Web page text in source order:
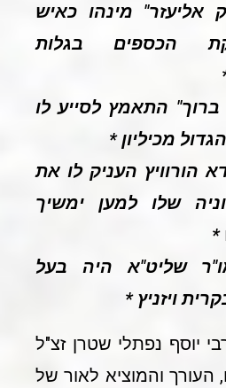
אליעזר" מינהו כאיש
הכספים בגלות
התאמץ לסייע לו
מכיליון *
הורוויץ העניק לו את
שלו למען ימשיך
*
שליט"א היה בעל
ויזניץ *
יוסף נפתלי שטרן זצ"ל
והמוציא לאור של